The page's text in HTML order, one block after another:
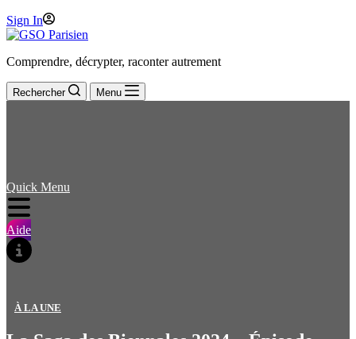
Sign In
Comprendre, décrypter, raconter autrement
Rechercher Menu
Quick Menu
Aide
À LA UNE